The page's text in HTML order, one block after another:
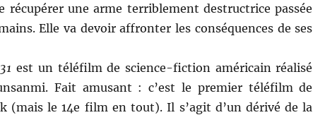
récupérer une arme terriblement destructrice passée
Elle va devoir affronter les conséquences de ses
est un téléfilm de science-fiction américain réalisé
Fait amusant : c’est le premier téléfilm de
(mais le 14e film en tout). Il s’agit d’un dérivé de la